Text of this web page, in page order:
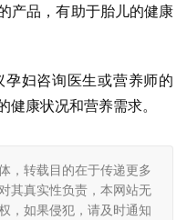
产品，有助于胎儿的健康
妇咨询医生或营养师的
康状况和营养需求。
，转载目的在于传递更多
其真实性负责，本网站无
，如果侵犯，请及时通知